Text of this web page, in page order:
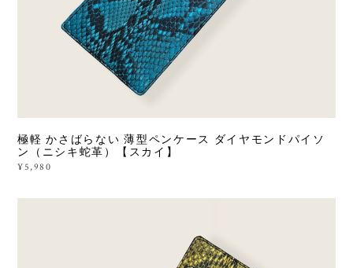
極軽 かさばらない 薄型ペンケース ダイヤモンドパイソ
ン（ニシキ蛇革）【スカイ】
¥5,980